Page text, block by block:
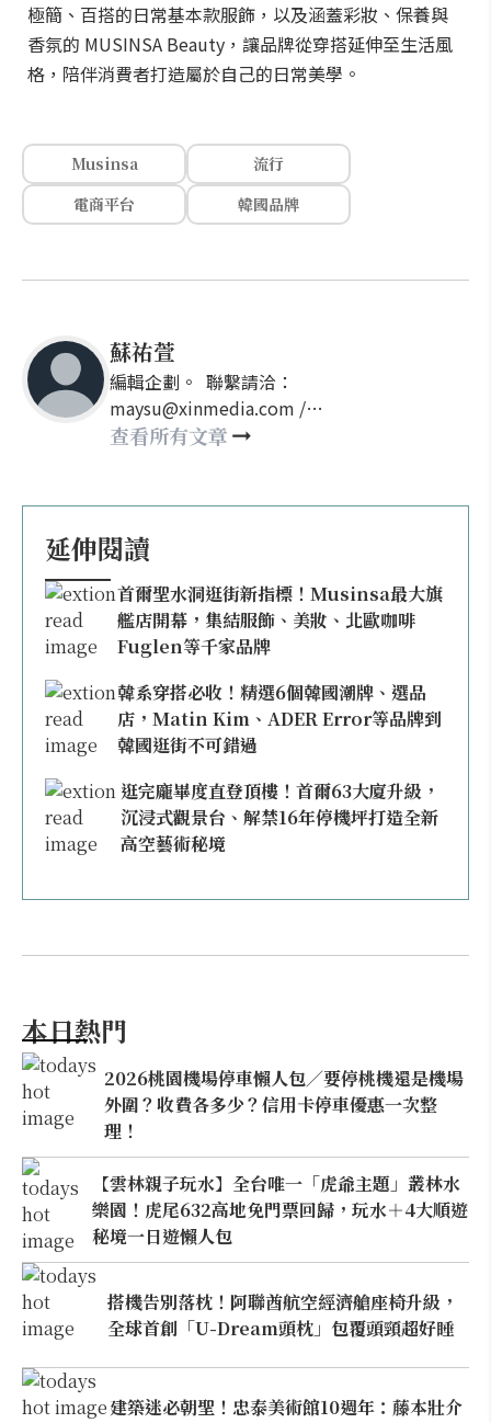
極簡、百搭的日常基本款服飾，以及涵蓋彩妝、保養與
香氛的 MUSINSA Beauty，讓品牌從穿搭延伸至生活風
格，陪伴消費者打造屬於自己的日常美學。
Musinsa
流行
電商平台
韓國品牌
蘇祐萱
編輯企劃。 聯繫請洽：
maysu@xinmedia.com /
may860527@gmail.com
查看所有文章
延伸閱讀
首爾聖水洞逛街新指標！Musinsa最大旗
艦店開幕，集結服飾、美妝、北歐咖啡
Fuglen等千家品牌
韓系穿搭必收！精選6個韓國潮牌、選品
店，Matin Kim、ADER Error等品牌到
韓國逛街不可錯過
逛完龐畢度直登頂樓！首爾63大廈升級，
沉浸式觀景台、解禁16年停機坪打造全新
高空藝術秘境
本日熱門
2026桃園機場停車懶人包／要停桃機還是機場
外圍？收費各多少？信用卡停車優惠一次整
理！
【雲林親子玩水】全台唯一「虎爺主題」叢林水
樂園！虎尾632高地免門票回歸，玩水＋4大順遊
秘境一日遊懶人包
搭機告別落枕！阿聯酋航空經濟艙座椅升級，
全球首創「U-Dream頭枕」包覆頭頸超好睡
建築迷必朝聖！忠泰美術館10週年：藤本壯介